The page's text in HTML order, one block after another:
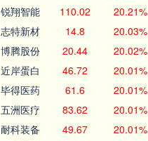
锐翔智能 110.02 20.21%
志特新材 14.8 20.03%
博腾股份 20.44 20.02%
近岸蛋白 46.72 20.01%
毕得医药 61.6 20.01%
五洲医疗 83.62 20.01%
耐科装备 49.67 20.01%